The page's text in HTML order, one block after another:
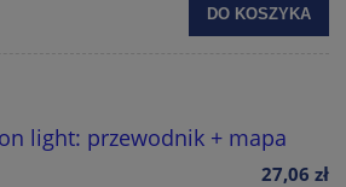
DO KOSZYKA
light: przewodnik + mapa
27,06 zł